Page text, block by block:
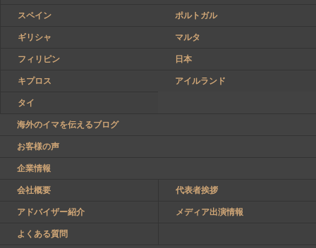
スペイン
ポルトガル
ギリシャ
マルタ
フィリピン
日本
キプロス
アイルランド
タイ
海外のイマを伝えるブログ
お客様の声
企業情報
会社概要
代表者挨拶
アドバイザー紹介
メディア出演情報
よくある質問